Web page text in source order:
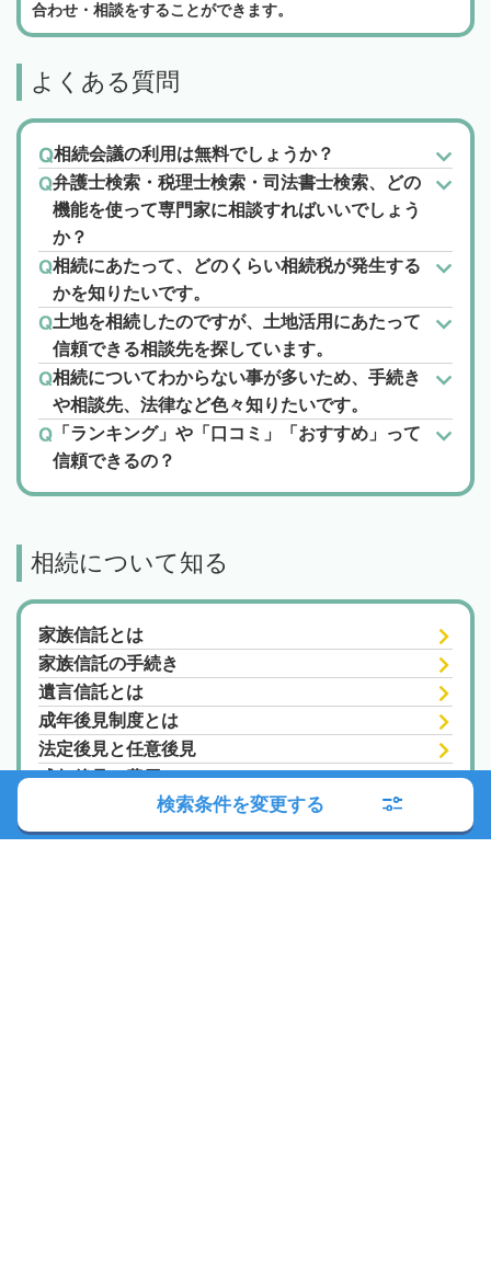
合わせ・相談をすることができます。
よくある質問
相続会議の利用は無料でしょうか？
弁護士検索・税理士検索・司法書士検索、どの
機能を使って専門家に相談すればいいでしょう
か？
相続にあたって、どのくらい相続税が発生する
かを知りたいです。
土地を相続したのですが、土地活用にあたって
信頼できる相談先を探しています。
相続についてわからない事が多いため、手続き
や相談先、法律など色々知りたいです。
「ランキング」や「口コミ」「おすすめ」って
信頼できるの？
相続について知る
家族信託とは
家族信託の手続き
遺言信託とは
成年後見制度とは
法定後見と任意後見
成年後見の費用
検索条件を変更する